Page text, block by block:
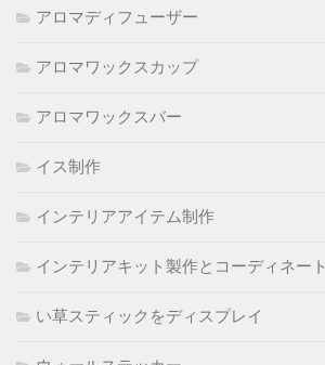
アロマディフューザー
アロマワックスカップ
アロマワックスバー
イス制作
インテリアアイテム制作
インテリアキット製作とコーディネート
い草スティックをディスプレイ